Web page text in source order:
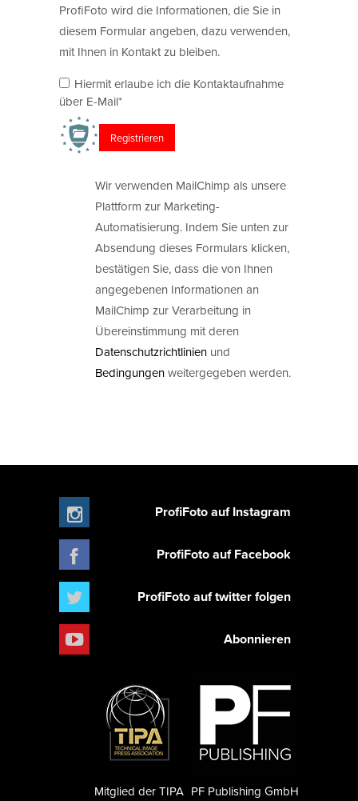
ProfiFoto wird die Informationen, die Sie in
diesem Formular angeben, dazu verwenden,
mit Ihnen in Kontakt zu bleiben.
Hiermit erlaube ich die Kontaktaufnahme
über E-Mail*
Wir verwenden MailChimp als unsere
Plattform zur Marketing-
Automatisierung. Indem Sie unten zur
Absendung dieses Formulars klicken,
bestätigen Sie, dass die von Ihnen
angegebenen Informationen an
MailChimp zur Verarbeitung in
Übereinstimmung mit deren
Datenschutzrichtlinien und
Bedingungenweitergegeben werden.
ProfiFoto auf Instagram
ProfiFoto auf Facebook
ProfiFoto auf twitter folgen
Abonnieren
PF Publishing GmbH
Mitglied der TIPA